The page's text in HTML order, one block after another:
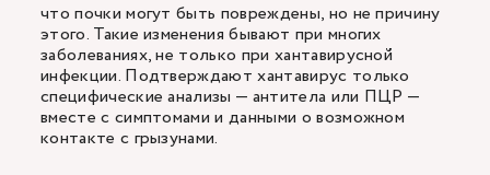
что почки могут быть повреждены, но не причину
этого. Такие изменения бывают при многих
заболеваниях, не только при хантавирусной
инфекции. Подтверждают хантавирус только
специфические анализы — антитела или ПЦР —
вместе с симптомами и данными о возможном
контакте с грызунами.